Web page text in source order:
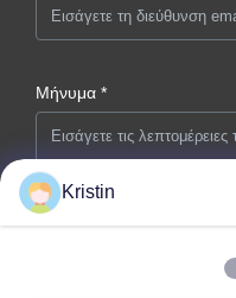
Μήνυμα *
Kristin